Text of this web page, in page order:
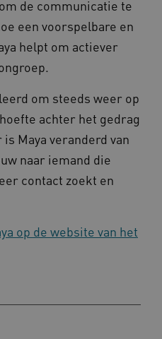
de communicatie te
een voorspelbare en
helpt om actiever
om steeds weer op
achter het gedrag
Maya veranderd van
naar iemand die
contact zoekt en
op de website van het
.youtube.com
.kennispleingehandicaptensector.nl
Cloudflare Inc.
Policy